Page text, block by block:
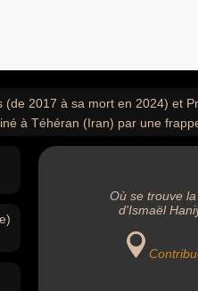
(de 2017 à sa mort en 2024) et
à Téhéran (Iran) par une
Où se trouve
d'Ismaël